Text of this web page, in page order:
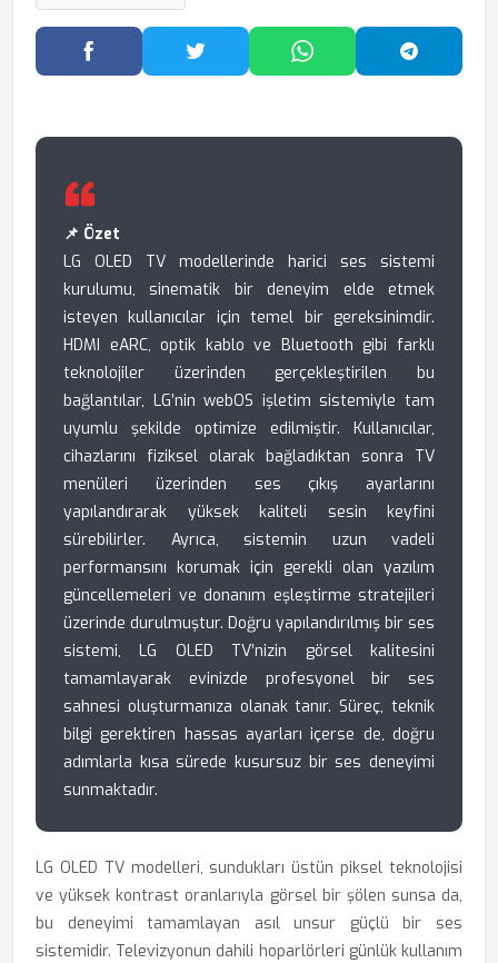
Facebook'ta PaylaşTwitter'da PaylaşWhatsApp'ta Paylaş
📌 Özet
LG OLED TV modellerinde harici ses sistemi
kurulumu, sinematik bir deneyim elde etmek
isteyen kullanıcılar için temel bir gereksinimdir.
HDMI eARC, optik kablo ve Bluetooth gibi farklı
teknolojiler üzerinden gerçekleştirilen bu
bağlantılar, LG’nin webOS işletim sistemiyle tam
uyumlu şekilde optimize edilmiştir. Kullanıcılar,
cihazlarını fiziksel olarak bağladıktan sonra TV
menüleri üzerinden ses çıkış ayarlarını
yapılandırarak yüksek kaliteli sesin keyfini
sürebilirler. Ayrıca, sistemin uzun vadeli
performansını korumak için gerekli olan yazılım
güncellemeleri ve donanım eşleştirme stratejileri
üzerinde durulmuştur. Doğru yapılandırılmış bir ses
sistemi, LG OLED TV’nizin görsel kalitesini
tamamlayarak evinizde profesyonel bir ses
sahnesi oluşturmanıza olanak tanır. Süreç, teknik
bilgi gerektiren hassas ayarları içerse de, doğru
adımlarla kısa sürede kusursuz bir ses deneyimi
sunmaktadır.
LG OLED TV modelleri, sundukları üstün piksel teknolojisi
ve yüksek kontrast oranlarıyla görsel bir şölen sunsa da,
bu deneyimi tamamlayan asıl unsur güçlü bir ses
sistemidir. Televizyonun dahili hoparlörleri günlük kullanım